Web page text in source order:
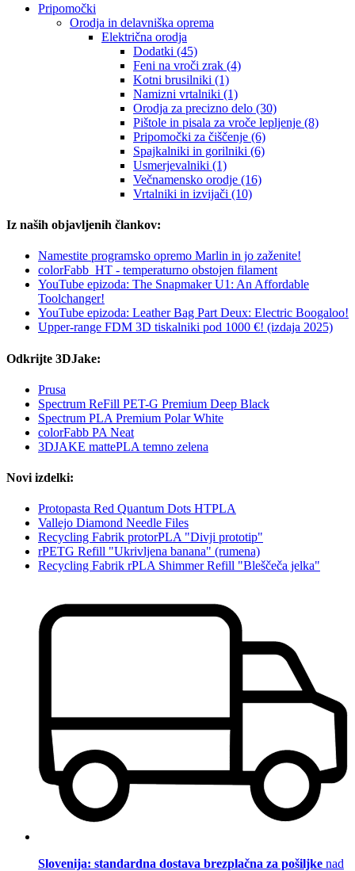
Pripomočki
Orodja in delavniška oprema
Električna orodja
Dodatki (45)
Feni na vroči zrak (4)
Kotni brusilniki (1)
Namizni vrtalniki (1)
Orodja za precizno delo (30)
Pištole in pisala za vroče lepljenje (8)
Pripomočki za čiščenje (6)
Spajkalniki in gorilniki (6)
Usmerjevalniki (1)
Večnamensko orodje (16)
Vrtalniki in izvijači (10)
Iz naših objavljenih člankov:
Namestite programsko opremo Marlin in jo zaženite!
colorFabb_HT - temperaturno obstojen filament
YouTube epizoda: The Snapmaker U1: An Affordable
Toolchanger!
YouTube epizoda: Leather Bag Part Deux: Electric Boogaloo!
Upper-range FDM 3D tiskalniki pod 1000 €! (izdaja 2025)
Odkrijte 3DJake:
Prusa
Spectrum ReFill PET-G Premium Deep Black
Spectrum PLA Premium Polar White
colorFabb PA Neat
3DJAKE mattePLA temno zelena
Novi izdelki:
Protopasta Red Quantum Dots HTPLA
Vallejo Diamond Needle Files
Recycling Fabrik protorPLA "Divji prototip"
rPETG Refill "Ukrivljena banana" (rumena)
Recycling Fabrik rPLA Shimmer Refill "Bleščeča jelka"
Slovenija: standardna dostava brezplačna za pošiljke nad